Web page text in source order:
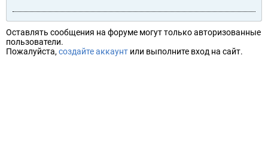
Оставлять сообщения на форуме могут только авторизованные
пользователи.
Пожалуйста, создайте аккаунт или выполните вход на сайт.